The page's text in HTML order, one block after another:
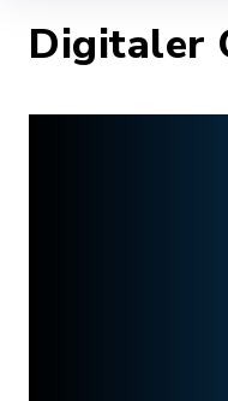
Digitaler